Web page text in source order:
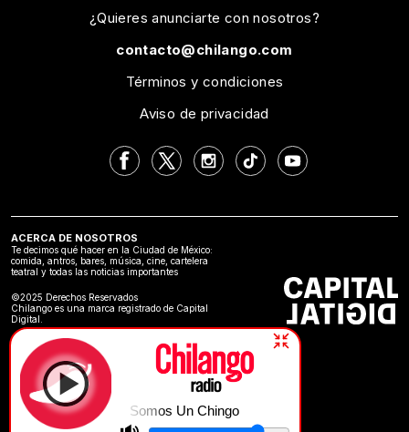
Somos Un Chingo
¿Quieres anunciarte con nosotros?
contacto@chilango.com
Términos y condiciones
Aviso de privacidad
ACERCA DE NOSOTROS
Te decimos qué hacer en la Ciudad de México:
comida, antros, bares, música, cine, cartelera
teatral y todas las noticias importantes
©2025 Derechos Reservados
Chilango es una marca registrado de Capital
Digital.